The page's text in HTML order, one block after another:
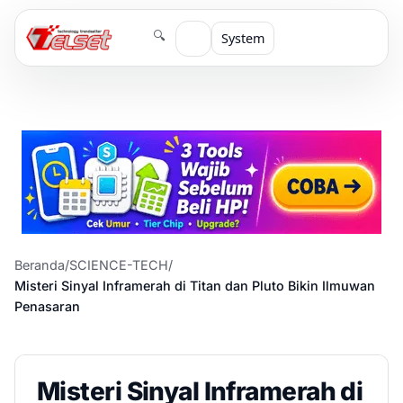
🔍 System
Beranda/SCIENCE-TECH/
Misteri Sinyal Inframerah di Titan dan Pluto Bikin Ilmuwan
Penasaran
Misteri Sinyal Inframerah di